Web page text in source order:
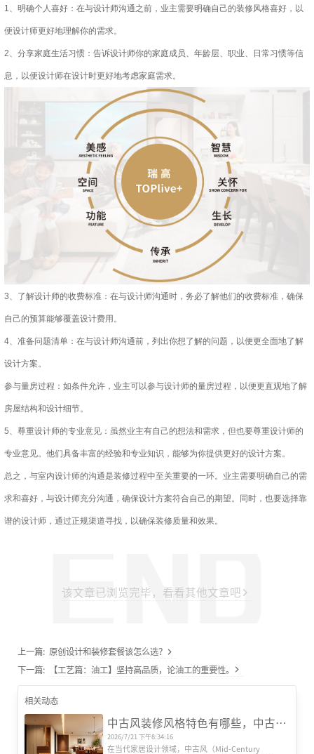
1、明确个人喜好：在与设计师沟通之前，业主需要明确自己的装修风格喜好，以
便设计师更好地理解你的需求。
2、分享家庭生活习惯：告诉设计师你的家庭成员、年龄层、职业、日常习惯等信
息，以便设计师在设计时更好地考虑家庭需求。
3、了解设计师的收费标准：在与设计师沟通时，务必了解他们的收费标准，确保
自己的预算能够覆盖设计费用。
4、准备问题清单：在与设计师沟通前，列出你想了解的问题，以便更全面地了解
设计方案。
参与量房过程：如条件允许，业主可以参与设计师的量房过程，以便更直观地了解
房屋结构和设计细节。
5、尊重设计师的专业意见：虽然业主有自己的想法和需求，但也要尊重设计师的
专业意见。他们具备丰富的经验和专业知识，能够为你提供更好的设计方案。
总之，与室内设计师的沟通是装修过程中至关重要的一环。业主需要明确自己的需
求和喜好，与设计师充分沟通，确保设计方案符合自己的期望。同时，也要选择靠
谱的设计师，通过正规渠道寻找，以确保装修质量和效果。
该文章已浏览完毕，看看其他文章吧
上一篇: 原创设计和装修套餐该怎么选？
下一篇: 【工艺篇：油工】坚持高品质，论油工的重要性。
相关动态
中古风装修风格特色有哪些，中古风装修设计效果图
2026/7/21 下午8:34:16
在当代家居设计领域，中古风（Mid-Century